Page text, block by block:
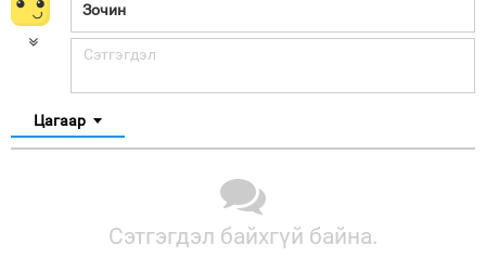
Цагаар
Сэтгэгдэл байхгүй байна.